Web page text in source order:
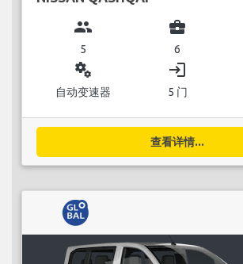
group
5
business_center
6
miscellaneous_services
自动变速器
login
5 门
查看详情...